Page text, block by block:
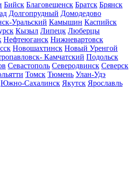
Бийск Благовещенск Братск Брянск
Долгопрудный Домодедово
Уральский Камышин Каспийск
Кызыл Липецк Люберцы
Нефтеюганск Нижневартовск
Новошахтинск Новый Уренгой
Камчатский Подольск
Севастополь Северодвинск Северск
Томск Тюмень Улан-Удэ
Южно-Сахалинск Якутск Ярославль